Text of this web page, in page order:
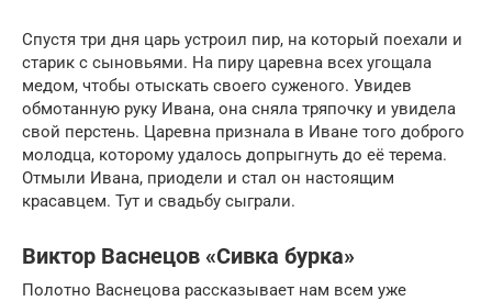
Спустя три дня царь устроил пир, на который поехали и
старик с сыновьями. На пиру царевна всех угощала
медом, чтобы отыскать своего суженого. Увидев
обмотанную руку Ивана, она сняла тряпочку и увидела
свой перстень. Царевна признала в Иване того доброго
молодца, которому удалось допрыгнуть до её терема.
Отмыли Ивана, приодели и стал он настоящим
красавцем. Тут и свадьбу сыграли.
Виктор Васнецов «Сивка бурка»
Полотно Васнецова рассказывает нам всем уже